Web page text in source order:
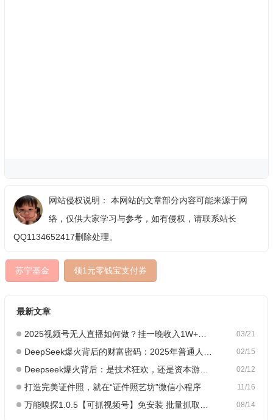
网站侵权说明： 本网站的文章部分内容可能来源于网
络，仅供大家学习与参考，如有侵权，请联系站长
QQ1134652417删除处理。
苏宁基金 领1元零钱宝支付券
最新文章
03/21
2025视频号无人直播如何做？挂一晚收入1W+，这份教程，小白可做~
02/15
DeepSeek爆火背后的财富密码：2025年普通人如何抓住AI创业风口？
02/12
Deepseek爆火背后：是技术狂欢，还是资本游戏？
11/16
打造完美证件照，就在“证件照艺坊”微信小程序
08/14
万能嗅探1.0.5【可抓视频号】免安装 批量抓取媒体文件